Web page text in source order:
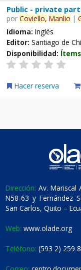
Public - private
porCoviello, Manlio |
Idioma:Inglés
Editor:Santiago de
Disponibilidad:
Hacer reserva
Dirección: Av. Mariscal
N58-63 y Fernández
San Carlos, Quito –
Web: www.olade.org
Teléfono: (593 2) 259